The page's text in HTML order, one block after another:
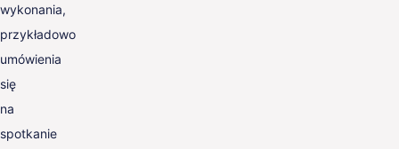
wykonania,
przykładowo
umówienia
się
na
spotkanie